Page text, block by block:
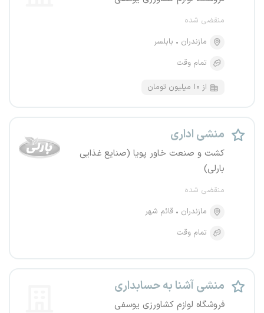
منقضی شده
مازندران
بابلسر
تمام وقت
از ۱۰ میلیون تومان
منشی اداری
کشت و صنعت خاور پویا (صنایع غذایی
بارلی)
منقضی شده
مازندران
قائم شهر
تمام وقت
منشی آشنا به حسابداری
فروشگاه لوازم کشاورزی یوسفی